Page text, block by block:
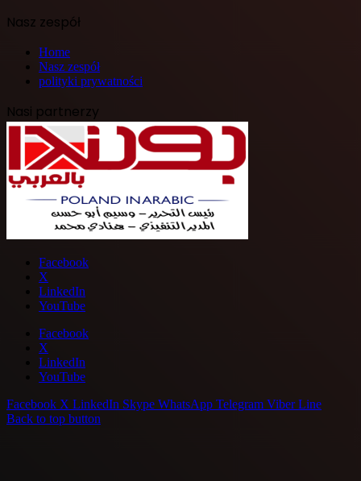
Nasz zespół
Home
Nasz zespół
polityki prywatności
Nasi partnerzy
Facebook
X
LinkedIn
YouTube
Facebook
X
LinkedIn
YouTube
Facebook X LinkedIn Skype WhatsApp Telegram Viber Line
Back to top button